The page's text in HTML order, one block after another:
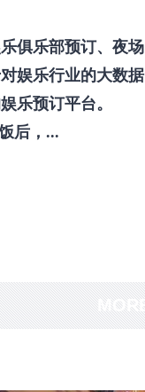
俱乐部预订、夜场
娱乐行业的大数据
乐预订平台。
后，...